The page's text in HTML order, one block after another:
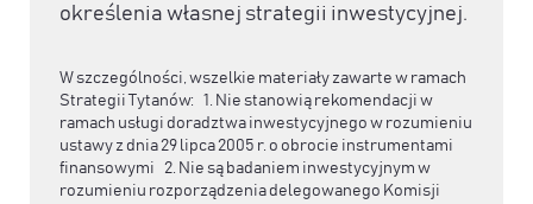
określenia własnej strategii inwestycyjnej.
W szczególności, wszelkie materiały zawarte w ramach
Strategii Tytanów: 1. Nie stanowią rekomendacji w
ramach usługi doradztwa inwestycyjnego w rozumieniu
ustawy z dnia 29 lipca 2005 r. o obrocie instrumentami
finansowymi 2. Nie są badaniem inwestycyjnym w
rozumieniu rozporządzenia delegowanego Komisji